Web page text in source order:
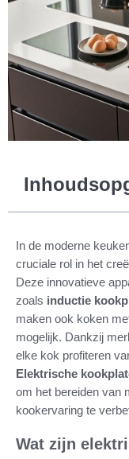
In de moderne
cruciale rol in het
Deze innovatieve
zoals inductie
maken ook koken
mogelijk. Dankzij
elke kok profiteren
Elektrische
om het bereiden van
kookervaring te
Wat zijn